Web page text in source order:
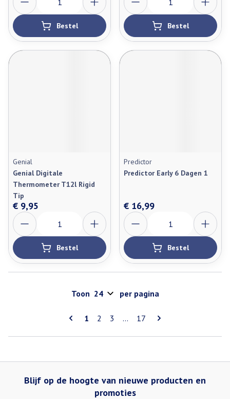
Bestel Bestel
Genial
Genial Digitale
Thermometer T12l Rigid
Tip
€ 9,95
Aantal
Bestel
Predictor
Predictor Early 6 Dagen 1
€ 16,99
Aantal
Bestel
Pagina's
U lees momenteel pagina
1 Pagina
2 Pagina
3 ... Pagina
17
Toon per pagina
Blijf op de hoogte van nieuwe producten en
promoties